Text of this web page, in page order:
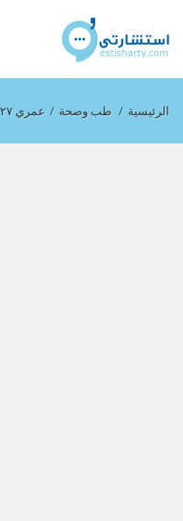
الرئيسية / طب وصحة / عمري ٢٧ ولم اشعر اني بلغت واحد اسبا